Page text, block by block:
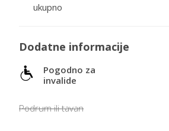
ukupno
Dodatne informacije
Pogodno za
invalide
Podrum ili tavan